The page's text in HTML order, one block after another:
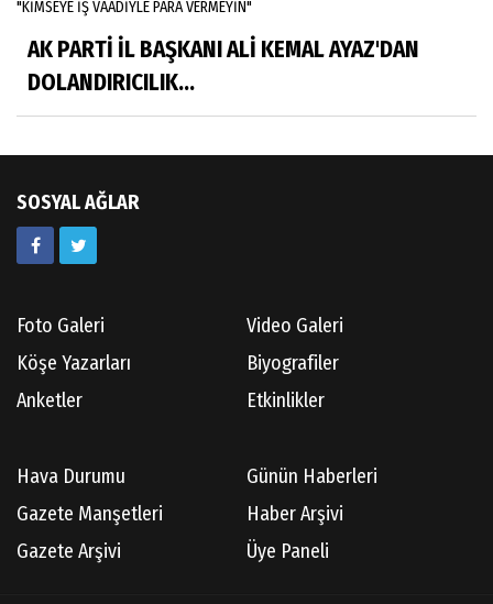
AK PARTİ İL BAŞKANI ALİ KEMAL AYAZ'DAN
DOLANDIRICILIK...
SOSYAL AĞLAR
Foto Galeri
Video Galeri
Köşe Yazarları
Biyografiler
Anketler
Etkinlikler
Hava Durumu
Günün Haberleri
Gazete Manşetleri
Haber Arşivi
Gazete Arşivi
Üye Paneli